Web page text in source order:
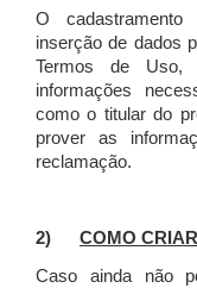
O cadastramento
inserção de dados
Termos de Uso,
informações
como o titular do
prover as
reclamação.
2) COMO
Caso ainda não